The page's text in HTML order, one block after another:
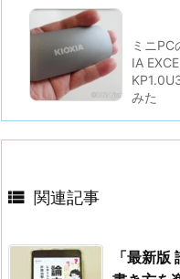
ミニ
IA
みた
 関連記事
「最新